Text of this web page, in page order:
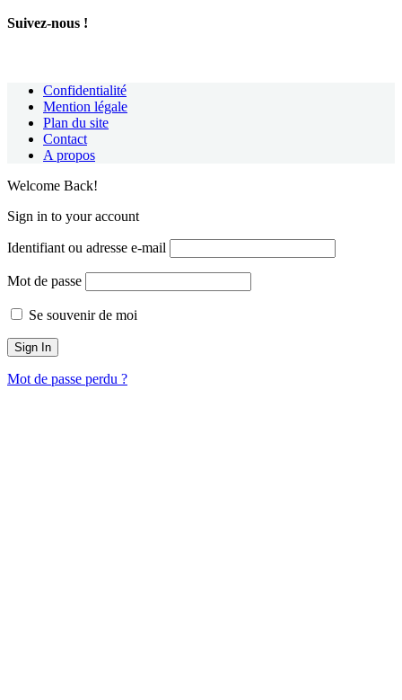
Suivez-nous !
Confidentialité
Mention légale
Plan du site
Contact
A propos
Welcome Back!
Sign in to your account
Identifiant ou adresse e-mail
Mot de passe
Se souvenir de moi
Mot de passe perdu ?